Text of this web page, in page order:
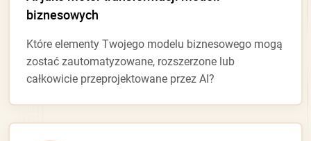
biznesowych
Które elementy Twojego modelu biznesowego mogą
zostać zautomatyzowane, rozszerzone lub
całkowicie przeprojektowane przez AI?